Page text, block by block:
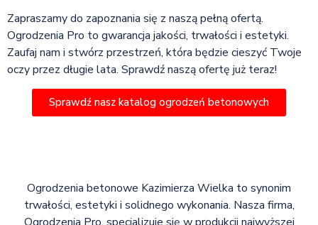
Zapraszamy do zapoznania się z naszą pełną ofertą.
Ogrodzenia Pro to gwarancja jakości, trwałości i estetyki.
Zaufaj nam i stwórz przestrzeń, która będzie cieszyć Twoje
oczy przez długie lata. Sprawdź naszą ofertę już teraz!
Sprawdź nasz katalog ogrodzeń betonowych
Ogrodzenia betonowe Kazimierza Wielka to synonim
trwałości, estetyki i solidnego wykonania. Nasza firma,